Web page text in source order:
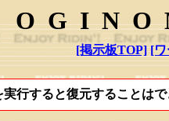
[掲示板TOP] [ワ
行すると復元することはで